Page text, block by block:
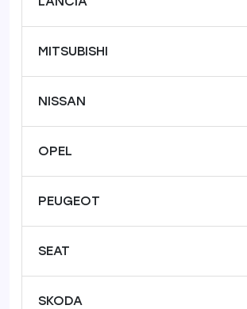
MITSUBISHI
NISSAN
OPEL
PEUGEOT
SEAT
SKODA